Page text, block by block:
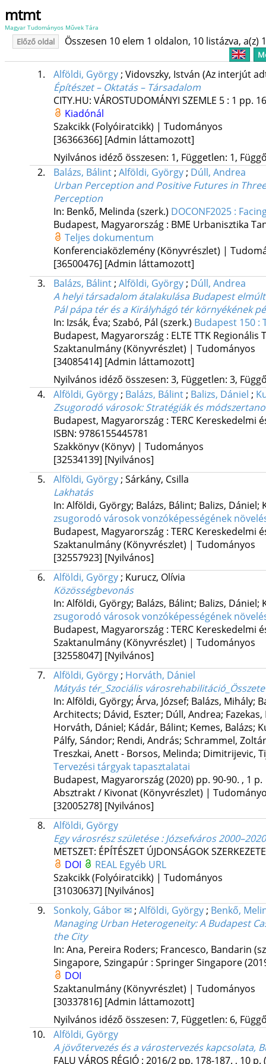
mtmt
Magyar Tudományos Művek Tára
Előző oldal Összesen 10 elem 1 oldalon, 10 listázva, a(z)
1. Alföldi, György; Vidovszky, István (Az interjút
Építészet – Oktatás – Társadalom
CITY.HU: VÁROSTUDOMÁNYI SZEMLE 5: 1 pp.
Kiadónál
Szakcikk (Folyóiratcikk) | Tudományos
[36366366] [Admin láttamozott]
Nyilvános idéző összesen: 1, Független: 1,
2.
Balázs, Bálint; Alföldi, György; Dúll, Andrea
Urban Perception and Positive Futures in
Perception
In: Benkő, Melinda (szerk.) DOCONF2025 :
Budapest, Magyarország : BME Urbanisztika
Teljes dokumentum
Konferenciaközlemény (Könyvrészlet) |
[36500476] [Admin láttamozott]
3.
Balázs, Bálint; Alföldi, György; Dúll, Andrea
A helyi társadalom átalakulása Budapest
Pál pápa tér és a Királyhágó tér környékének
In: Izsák, Éva; Szabó, Pál (szerk.) Budapest 150 :
Budapest, Magyarország : ELTE TTK
Szaktanulmány (Könyvrészlet) | Tudományos
[34085414] [Admin láttamozott]
Nyilvános idéző összesen: 3, Független: 3,
4.
Alföldi, György; Balázs, Bálint; Balizs, Dániel ;
Zsugorodó városok: Stratégiák és
Budapest, Magyarország : TERC Kereskedelmi
ISBN: 9786155445781
Szakkönyv (Könyv) | Tudományos
[32534139] [Nyilvános]
5.
Alföldi, György; Sárkány, Csilla
Lakhatás
In: Alföldi, György; Balázs, Bálint; Balizs, Dániel;
zsugorodó városok vonzóképességének
Budapest, Magyarország : TERC Kereskedelmi
Szaktanulmány (Könyvrészlet) | Tudományos
[32557923] [Nyilvános]
6.
Alföldi, György; Kurucz, Olívia
Közösségbevonás
In: Alföldi, György; Balázs, Bálint; Balizs, Dániel;
zsugorodó városok vonzóképességének
Budapest, Magyarország : TERC Kereskedelmi
Szaktanulmány (Könyvrészlet) | Tudományos
[32558047] [Nyilvános]
7.
Alföldi, György; Horváth, Dániel
Mátyás tér_Szociális
In: Alföldi, György; Árva, József; Balázs, Mihály;
Architects; Dávid, Eszter; Dúll, Andrea;
Horváth, Dániel; Kádár, Bálint; Kemes, Balázs;
Pálfy, Sándor; Rendi, András; Schrammel,
Treszkai, Anett - Borsos, Melinda; Dimitrijevic,
Tervezési tárgyak tapasztalatai
Budapest, Magyarország(2020) pp. 90-90. , 1 p.
Absztrakt / Kivonat (Könyvrészlet) |
[32005278] [Nyilvános]
8.
Alföldi, György
Egy városrész születése : Józsefváros 2000–2020
METSZET: ÉPÍTÉSZET ÚJDONSÁGOK
DOI
REAL Egyéb URL
Szakcikk (Folyóiratcikk) | Tudományos
[31030637] [Nyilvános]
9.
Sonkoly, Gábor ✉; Alföldi, György; Benkő,
Managing Urban Heterogeneity: A Budapest
the City
In: Ana, Pereira Roders; Francesco, Bandarin
Singapore, Szingapúr : Springer Singapore
DOI
Szaktanulmány (Könyvrészlet) | Tudományos
[30337816] [Admin láttamozott]
Nyilvános idéző összesen: 7, Független: 6,
10.
Alföldi, György
A jövőtervezés és a várostervezés kapcsolata,
FALU VÁROS RÉGIÓ : 2016/2 pp. 178-187. , 10 p.